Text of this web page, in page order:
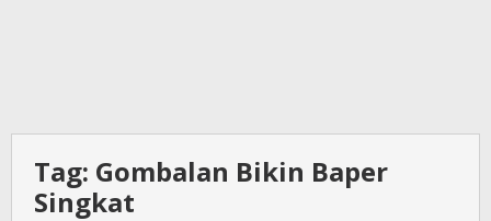
Tag: Gombalan Bikin Baper
Singkat